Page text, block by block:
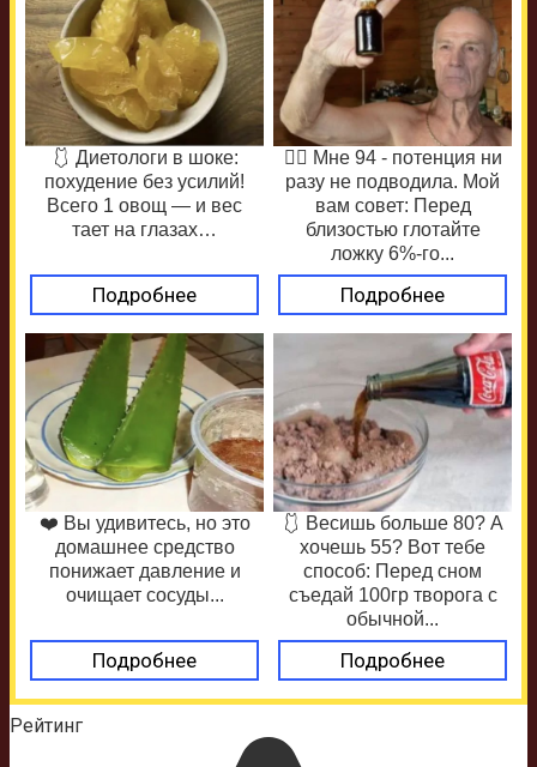
🩱 Диетологи в шоке:
похудение без усилий!
Всего 1 овощ — и вес
тает на глазах…
Подробнее
❤️‍🔥 Мне 94 - потенция ни
разу не подводила. Мой
вам совет: Перед
близостью глотайте
ложку 6%-го...
Подробнее
❤️ Вы удивитесь, но это
домашнее средство
понижает давление и
очищает сосуды...
Подробнее
🩱 Весишь больше 80? А
хочешь 55? Вот тебе
способ: Перед сном
съедай 100гр творога с
обычной...
Подробнее
Рейтинг